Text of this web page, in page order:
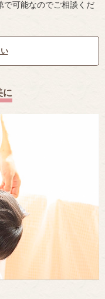
可能なのでご相談くだ
に